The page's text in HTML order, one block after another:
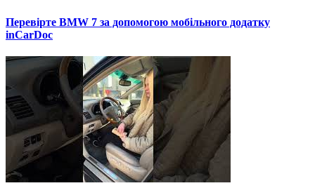
Перевірте BMW 7 за допомогою мобільного додатку
inCarDoc